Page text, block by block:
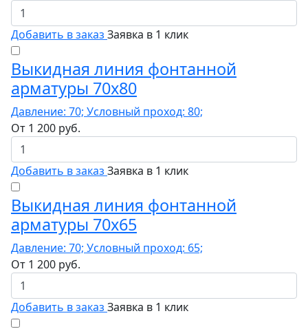
Добавить в заказ Заявка в 1 клик
Выкидная линия фонтанной
арматуры 70x80
Давление: 70; Условный проход: 80;
От 1 200 руб.
Добавить в заказ Заявка в 1 клик
Выкидная линия фонтанной
арматуры 70x65
Давление: 70; Условный проход: 65;
От 1 200 руб.
Добавить в заказ Заявка в 1 клик